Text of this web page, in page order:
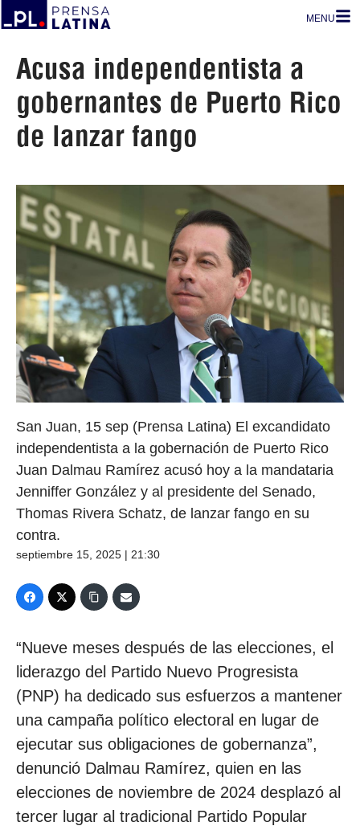
MENU
Acusa independentista a
gobernantes de Puerto Rico
de lanzar fango
San Juan, 15 sep (Prensa Latina) El excandidato
independentista a la gobernación de Puerto Rico
Juan Dalmau Ramírez acusó hoy a la mandataria
Jenniffer González y al presidente del Senado,
Thomas Rivera Schatz, de lanzar fango en su
contra.
septiembre 15, 2025 | 21:30
“Nueve meses después de las elecciones, el
liderazgo del Partido Nuevo Progresista
(PNP) ha dedicado sus esfuerzos a mantener
una campaña político electoral en lugar de
ejecutar sus obligaciones de gobernanza”,
denunció Dalmau Ramírez, quien en las
elecciones de noviembre de 2024 desplazó al
tercer lugar al tradicional Partido Popular